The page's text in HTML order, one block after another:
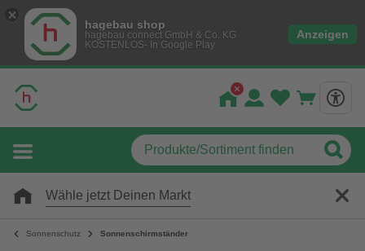
hagebau shop
hagebau connect GmbH & Co. KG
KOSTENLOS- In Google Play
Anzeigen
Wähle jetzt Deinen Markt
Sonnenschutz Sonnenschirmständer